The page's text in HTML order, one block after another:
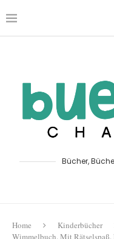
Bücher,
Home Kinderbücher
Wimmelbuch. Mit Rätselspaß.